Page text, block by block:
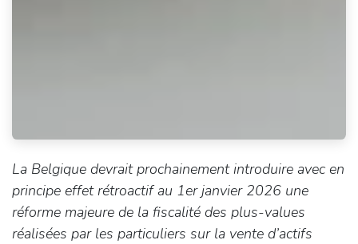
La Belgique devrait prochainement introduire avec en
principe effet rétroactif au 1er janvier 2026 une
réforme majeure de la fiscalité des plus-values
réalisées par les particuliers sur la vente d’actifs